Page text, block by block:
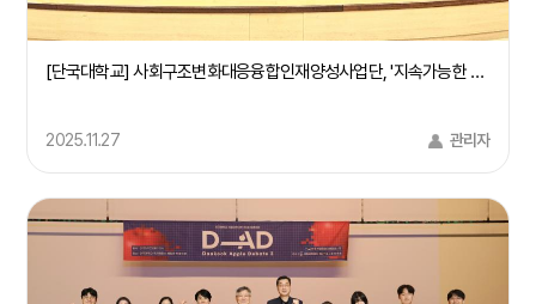
[단국대학교] 사회구조변화대응융합인재양성사업단, '지속가능한 지구환경을 위한 기후행동 캠페인' 개최(25/11/24)
2025.11.27 관리자